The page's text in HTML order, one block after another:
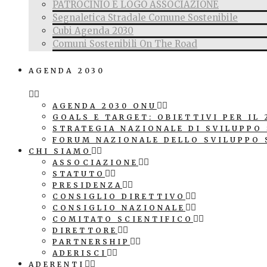
PATROCINIO E LOGO ASSOCIAZIONE
Segnaletica Stradale Comune Sostenibile
Cubi Agenda 2030
Comuni Sostenibili On The Road
AGENDA 2030
AGENDA 2030 ONU
GOALS E TARGET: OBIETTIVI PER IL
STRATEGIA NAZIONALE DI SVILUPPO
FORUM NAZIONALE DELLO SVILUPPO
CHI SIAMO
ASSOCIAZIONE
STATUTO
PRESIDENZA
CONSIGLIO DIRETTIVO
CONSIGLIO NAZIONALE
COMITATO SCIENTIFICO
DIRETTORE
PARTNERSHIP
ADERISCI
ADERENTI